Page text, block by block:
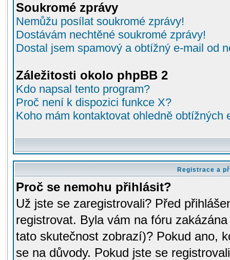
Soukromé zprávy
Nemůžu posílat soukromé zprávy!
Dostávám nechtěné soukromé zprávy!
Dostal jsem spamový a obtížný e-mail od
Záležitosti okolo phpBB 2
Kdo napsal tento program?
Proč není k dispozici funkce X?
Koho mám kontaktovat ohledně
Registrace a
Proč se nemohu přihlásit?
Už jste se zaregistrovali? Před
registrovat. Byla vám na fóru
tato skutečnost zobrazí)? Pokud ano,
se na důvody. Pokud jste se